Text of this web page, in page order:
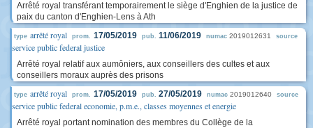
Arrêté royal transférant temporairement le siège d'Enghien de la justice de
paix du canton d'Enghien-Lens à Ath
type arrêté royal prom. 17/05/2019 pub. 11/06/2019 numac 2019012631 source
service public federal justice
Arrêté royal relatif aux aumôniers, aux conseillers des cultes et aux
conseillers moraux auprès des prisons
type arrêté royal prom. 17/05/2019 pub. 27/05/2019 numac 2019012640 source
service public federal economie, p.m.e., classes moyennes et energie
Arrêté royal portant nomination des membres du Collège de la